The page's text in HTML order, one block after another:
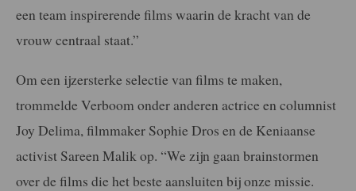
een team inspirerende films waarin de kracht van de
vrouw centraal staat.”
Om een ijzersterke selectie van films te maken,
trommelde Verboom onder anderen actrice en columnist
Joy Delima, filmmaker Sophie Dros en de Keniaanse
activist Sareen Malik op. “We zijn gaan brainstormen
over de films die het beste aansluiten bij onze missie.